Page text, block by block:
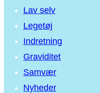
Lav selv
Legetøj
Indretning
Graviditet
Samvær
Nyheder